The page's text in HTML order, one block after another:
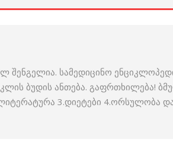
შენგელია. სამედიცინო
ბუდის ანთება. გაფრთხილება!
3.დიეტები 4.ორსულობა